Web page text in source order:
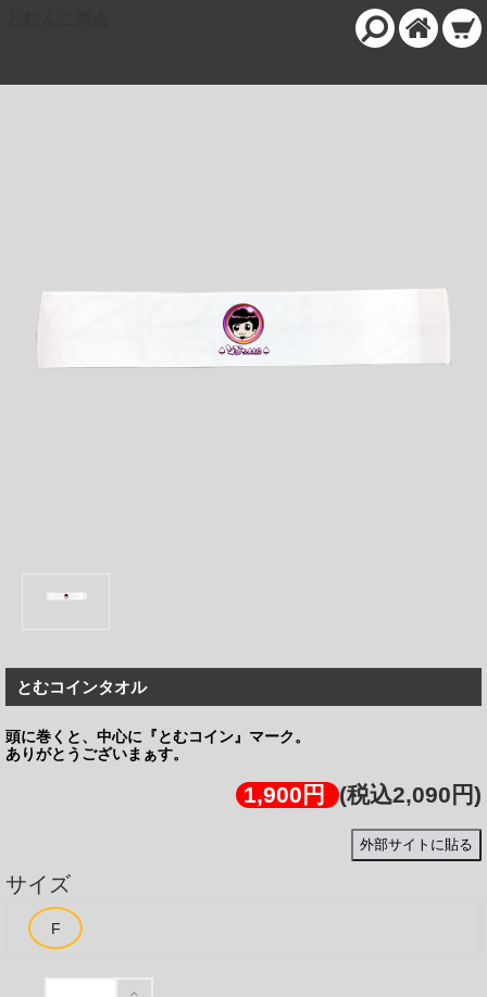
とむコインタオル
頭に巻くと、中心に『とむコイン』マーク。
ありがとうございまぁす。
1,900円 (税込2,090円)
外部サイトに貼る
サイズ